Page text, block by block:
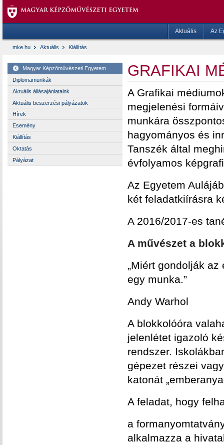
Aktuális Az
mke.hu Aktuális Kiállítás
Magyar Képzőművészeti Egyetem
Diplomamunkák
Aktuális állásajánlataink
Aktuális beszerzési pályázatok
Hírek
Esemény
Kiállítás
Oktatás
Pályázat
GRAFIKAI
A Grafikai
megjelenési
munkára
hagyományos és
Tanszék által
évfolyamos
Az Egyetem
két feladatkiírásra
A 2016/2017-es
A művészet a
„Miért gondolják
egy munka.”
Andy Warhol
A blokkolóóra
jelenlétet igazoló
rendszer.
gépezet részei
katonát
A feladat, hogy
a
alkalmazza a